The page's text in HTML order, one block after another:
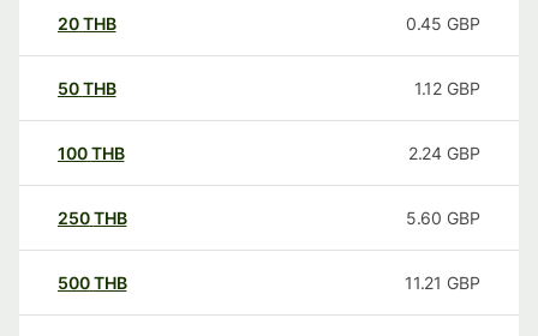
20THB 0.45 GBP
50THB 1.12 GBP
100THB 2.24 GBP
250THB 5.60 GBP
500THB 11.21 GBP